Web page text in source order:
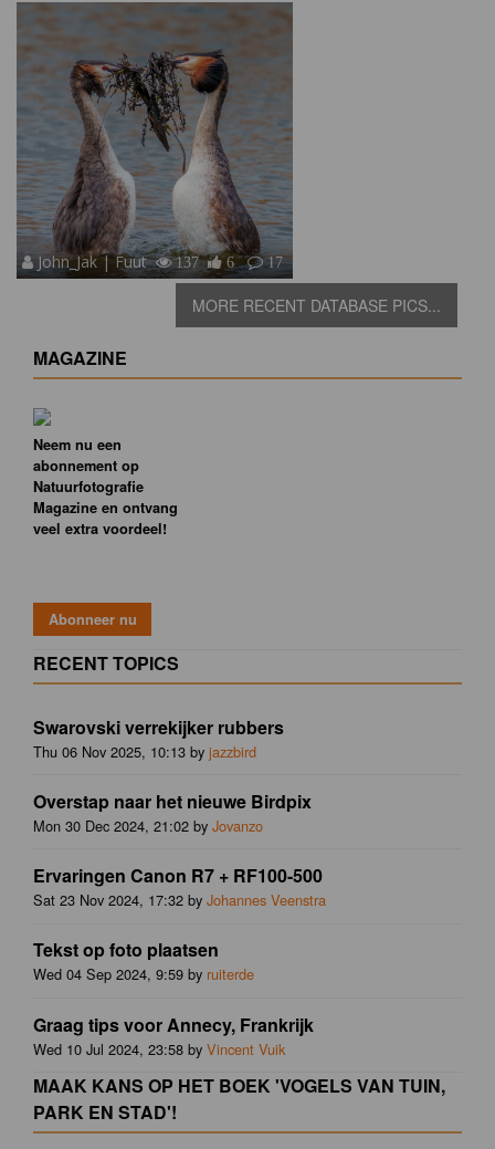
John_Jak | Fuut 137 6 17
MORE RECENT DATABASE PICS...
MAGAZINE
Neem nu een
abonnement op
Natuurfotografie
Magazine en ontvang
veel extra voordeel!
RECENT TOPICS
Swarovski verrekijker rubbers
Thu 06 Nov 2025, 10:13 by jazzbird
Overstap naar het nieuwe Birdpix
Mon 30 Dec 2024, 21:02 by Jovanzo
Ervaringen Canon R7 + RF100-500
Sat 23 Nov 2024, 17:32 by Johannes Veenstra
Tekst op foto plaatsen
Wed 04 Sep 2024, 9:59 by ruiterde
Graag tips voor Annecy, Frankrijk
Wed 10 Jul 2024, 23:58 by Vincent Vuik
MAAK KANS OP HET BOEK 'VOGELS VAN TUIN,
PARK EN STAD'!